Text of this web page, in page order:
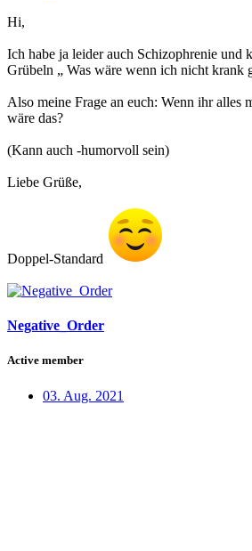
Hi,
Ich habe ja leider auch Schizophrenie und
Grübeln „ Was wäre wenn ich nicht krank
Also meine Frage an euch: Wenn ihr alles
wäre das?
(Kann auch -humorvoll sein)
Liebe Grüße,
Doppel-Standard
Negative_Order
Active member
03. Aug. 2021